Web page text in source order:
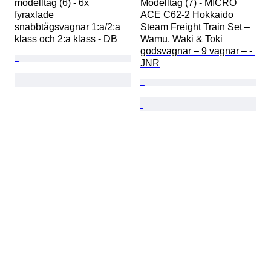
modelltåg (6) - 6x
fyraxlade
snabbtågsvagnar 1:a/2:a
klass och 2:a klass - DB
Modelltåg (7) - MICRO
ACE C62-2 Hokkaido
Steam Freight Train Set –
Wamu, Waki & Toki
godsvagnar – 9 vagnar – -
JNR